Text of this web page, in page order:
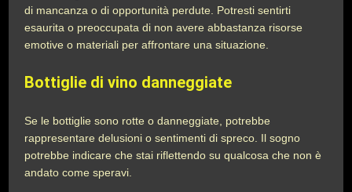
di mancanza o di opportunità perdute. Potresti sentirti
esaurita o preoccupata di non avere abbastanza risorse
emotive o materiali per affrontare una situazione.
Bottiglie di vino danneggiate
Se le bottiglie sono rotte o danneggiate, potrebbe
rappresentare delusioni o sentimenti di spreco. Il sogno
potrebbe indicare che stai riflettendo su qualcosa che non è
andato come speravi.